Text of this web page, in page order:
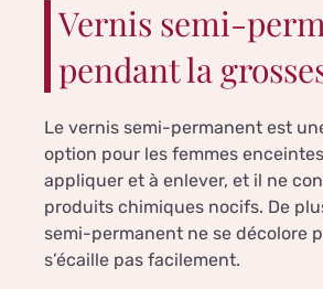
Vernis semi-
pendant la
Le vernis semi-permanent est
option pour les femmes
appliquer et à enlever, et il ne
produits chimiques nocifs. De
semi-permanent ne se décolore
s’écaille pas facilement.